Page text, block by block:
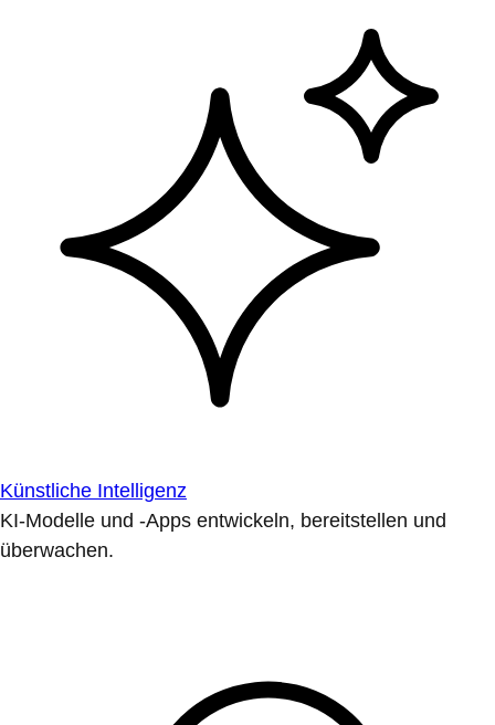
Künstliche Intelligenz
KI-Modelle und -Apps entwickeln, bereitstellen und
überwachen.